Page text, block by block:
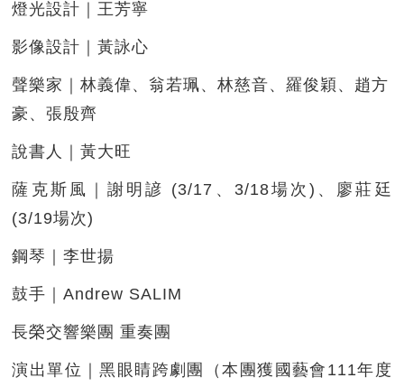
燈光設計｜王芳寧
影像設計｜黃詠心
聲樂家｜林義偉、翁若珮、林慈音、羅俊穎、趙方
豪、張殷齊
說書人｜黃大旺
薩克斯風｜謝明諺 (3/17、3/18場次)、廖莊廷
(3/19場次)
鋼琴｜李世揚
鼓手｜Andrew SALIM
長榮交響樂團 重奏團
演出單位｜黑眼睛跨劇團（本團獲國藝會111年度